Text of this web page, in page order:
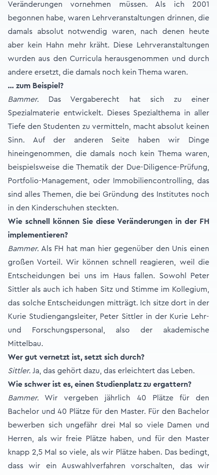
Veränderungen vornehmen müssen. Als ich 2001
begonnen habe, waren Lehrveranstaltungen drinnen, die
damals absolut notwendig waren, nach denen heute
aber kein Hahn mehr kräht. Diese Lehrveranstaltungen
wurden aus den Curricula herausgenommen und durch
andere ersetzt, die damals noch kein Thema waren.
… zum Beispiel?
Bammer. Das Vergaberecht hat sich zu einer
Spezialmaterie entwickelt. Dieses Spezialthema in aller
Tiefe den Studenten zu vermitteln, macht absolut keinen
Sinn. Auf der anderen Seite haben wir Dinge
hineingenommen, die damals noch kein Thema waren,
beispielsweise die Thematik der Due-Diligence-Prüfung,
Portfolio-Management, oder Immobiliencontrolling, das
sind alles Themen, die bei Gründung des Institutes noch
in den Kinderschuhen steckten.
Wie schnell können Sie diese Veränderungen in der FH
implementieren?
Bammer. Als FH hat man hier gegenüber den Unis einen
großen Vorteil. Wir können schnell reagieren, weil die
Entscheidungen bei uns im Haus fallen. Sowohl Peter
Sittler als auch ich haben Sitz und Stimme im Kollegium,
das solche Entscheidungen mitträgt. Ich sitze dort in der
Kurie Studiengangsleiter, Peter Sittler in der Kurie Lehr-
und Forschungspersonal, also der akademische
Mittelbau.
Wer gut vernetzt ist, setzt sich durch?
Sittler. Ja, das gehört dazu, das erleichtert das Leben.
Wie schwer ist es, einen Studienplatz zu ergattern?
Bammer. Wir vergeben jährlich 40 Plätze für den
Bachelor und 40 Plätze für den Master. Für den Bachelor
bewerben sich ungefähr drei Mal so viele Damen und
Herren, als wir freie Plätze haben, und für den Master
knapp 2,5 Mal so viele, als wir Plätze haben. Das bedingt,
dass wir ein Auswahlverfahren vorschalten, das wir